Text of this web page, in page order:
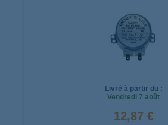
Livré à partir du :
Vendredi 7 août
12,87 €